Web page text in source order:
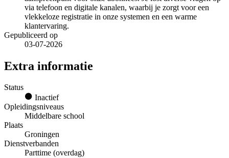
via telefoon en digitale kanalen, waarbij je zorgt voor een
vlekkeloze registratie in onze systemen en een warme
klantervaring.
Gepubliceerd op
03-07-2026
Extra informatie
Status
Inactief
Opleidingsniveaus
Middelbare school
Plaats
Groningen
Dienstverbanden
Parttime (overdag)